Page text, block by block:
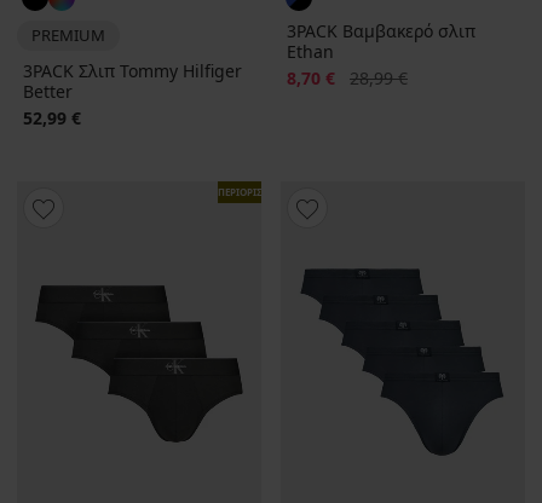
PREMIUM
3PACK Σλιπ Tommy Hilfiger
Better
52,99 €
3PACK Βαμβακερό σλιπ
Ethan
Έκπτωση
8,70 € Αρχική τιμή
28,99 €
ΠΕΡΙΟΡΙΣΜΕΝΑ